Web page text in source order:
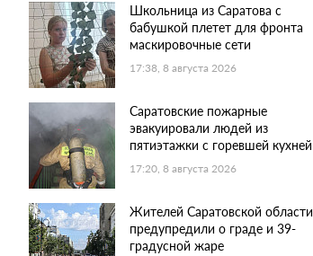
Школьница из Саратова с
бабушкой плетет для фронта
маскировочные сети
17:38, 8 августа 2026
Саратовские пожарные
эвакуировали людей из
пятиэтажки с горевшей кухней
17:20, 8 августа 2026
Жителей Саратовской области
предупредили о граде и 39-
градусной жаре